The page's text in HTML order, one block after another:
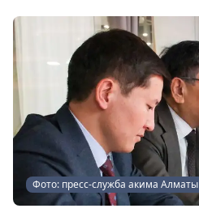
Фото: пресс-служба акима Алматы